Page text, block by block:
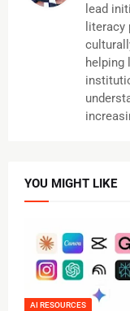
lead
literacy
helping
YOU MIGHT LIKE
AI RESOURCES